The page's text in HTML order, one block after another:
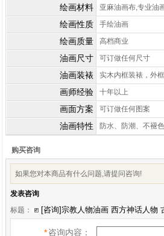
绘画材料 亚麻油画布,专业油
绘画性质 手绘油画
绘画质量 高档商业
油画尺寸 可订做任何尺寸
油画装裱 实木内框装裱，外
画师经验 十年以上
画面方案 可订做任何图案
油画特性 防水、防潮、不褪色
购买咨询
如果您对本商品有什么问题,请提问咨询!
发表咨询
标题：
*咨询内容：